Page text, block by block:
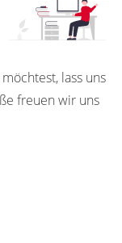
lass uns
freuen wir uns